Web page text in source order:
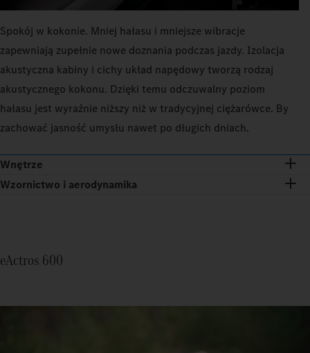
Spokój w kokonie. Mniej hałasu i mniejsze wibracje
zapewniają zupełnie nowe doznania podczas jazdy. Izolacja
akustyczna kabiny i cichy układ napędowy tworzą rodzaj
akustycznego kokonu. Dzięki temu odczuwalny poziom
hałasu jest wyraźnie niższy niż w tradycyjnej ciężarówce. By
zachować jasność umysłu nawet po długich dniach.
Wnętrze
Wzornictwo i aerodynamika
eActros 600